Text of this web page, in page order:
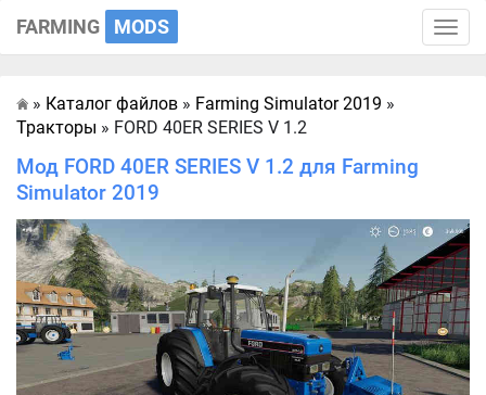
Toggle
FARMING MODS
Главная
» Каталог файлов » Farming Simulator 2019 »
Тракторы » FORD 40ER SERIES V 1.2
Мод FORD 40ER SERIES V 1.2 для Farming
Simulator 2019